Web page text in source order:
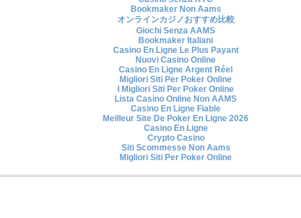
Bookmaker Non Aams
オンラインカジノおすすめ比較
Giochi Senza AAMS
Bookmaker Italiani
Casino En Ligne Le Plus Payant
Nuovi Casino Online
Casino En Ligne Argent Réel
Migliori Siti Per Poker Online
I Migliori Siti Per Poker Online
Lista Casino Online Non AAMS
Casino En Ligne Fiable
Meilleur Site De Poker En Ligne 2026
Casino En Ligne
Crypto Casino
Siti Scommesse Non Aams
Migliori Siti Per Poker Online